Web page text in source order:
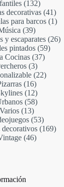
132
decorativas 41
para barcos 1
39
y escaparates 26
pintados 59
Cocinas 37
3
22
16
12
58
Varios 13
53
169
46